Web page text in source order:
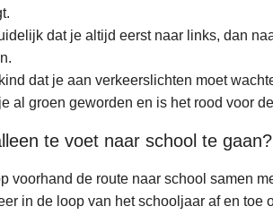
dat je altijd eerst naar links, dan
dat je aan verkeerslichten moet
al groen geworden en is het rood voor
te voet naar school te gaan?
voorhand de route naar school samen
in de loop van het schooljaar af en toe